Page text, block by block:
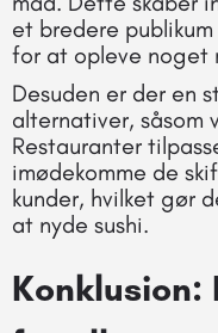
et bredere
for at opleve noget
Desuden er der en
alternativer, såsom
Restauranter
imødekomme de
kunder, hvilket gør
at nyde sushi.
Konklusion: